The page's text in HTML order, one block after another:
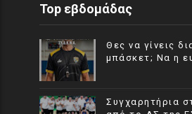
Top εβδομάδας
Θες να γίνεις
μπάσκετ; Να η
Συγχαρητήρια